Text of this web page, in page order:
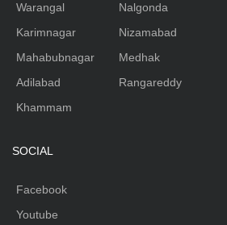
Warangal
Karimnagar
Mahabubnagar
Adilabad
Khammam
Nalgonda
Nizamabad
Medhak
Rangareddy
SOCIAL
Facebook
Youtube